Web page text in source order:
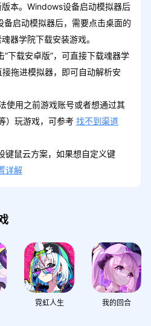
本。Windows设备启动模拟器后
启动模拟器后，需要点击桌面的
器学院下载安装游戏。
下载安卓版”，可直接下载魂器学
拖进模拟器，即可自动解析安
使用之前游戏账号或者想通过其
）玩游戏，可参考 找不到渠道
键鼠云方案，如果想自定义键
详解
霓虹人生 我的回合